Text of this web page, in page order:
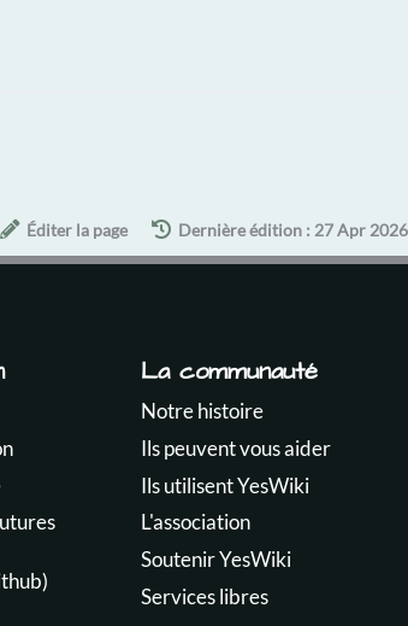
Éditer la page Dernière édition : 27 Apr 2026
La communauté
Notre histoire
Ils peuvent vous aider
Ils utilisent YesWiki
L'association
Soutenir YesWiki
Services libres